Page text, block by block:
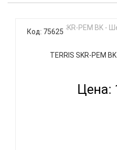
Код: 75625
TERRIS SKR-PEM
Цена: